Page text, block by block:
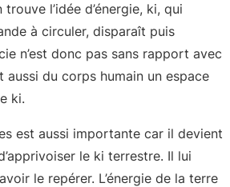
l’idée d’énergie, ki, qui
à circuler, disparaît puis
n’est donc pas sans rapport avec
aussi du corps humain un espace
ki.
est aussi importante car il devient
le ki terrestre. Il lui
le repérer. L’énergie de la terre